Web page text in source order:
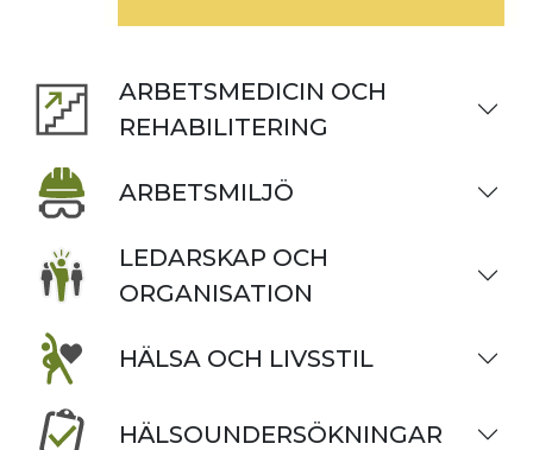
ARBETSMEDICIN OCH
REHABILITERING
ARBETSMILJÖ
LEDARSKAP OCH
ORGANISATION
HÄLSA OCH LIVSSTIL
HÄLSOUNDERSÖKNINGAR